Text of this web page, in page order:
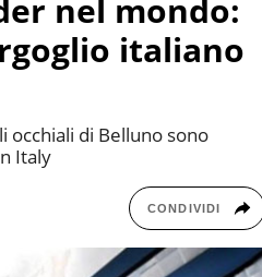
nel mondo:
italiano
occhiali di Belluno sono
Italy
CONDIVIDI